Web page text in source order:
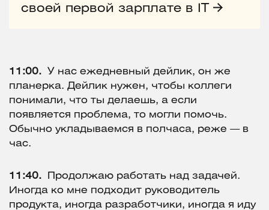
своей первой зарплате в IT
11:00.
У нас ежедневный дейлик, он же
планерка. Дейлик нужен, чтобы коллеги
понимали, что ты делаешь, а если
появляется проблема, то могли помочь.
Обычно укладываемся в полчаса, реже — в
час.
11:40.
Продолжаю работать над задачей.
Иногда ко мне подходит руководитель
продукта, иногда разработчики, иногда я иду